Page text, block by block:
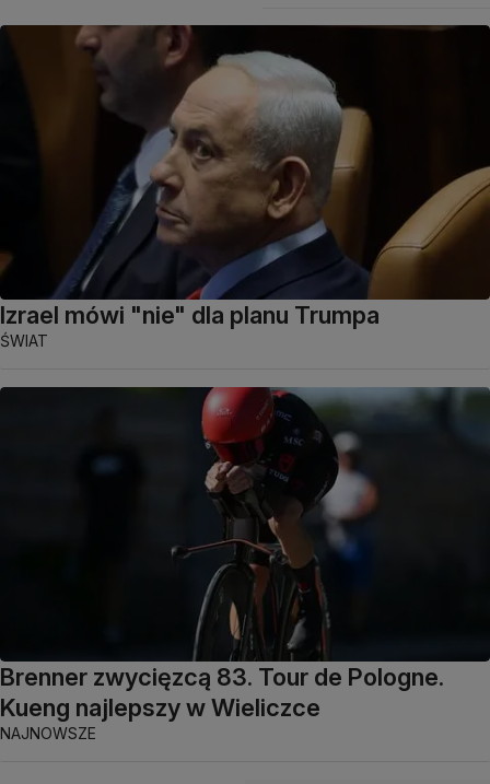
Izrael mówi "nie" dla planu Trumpa
ŚWIAT
Brenner zwycięzcą 83. Tour de Pologne.
Kueng najlepszy w Wieliczce
NAJNOWSZE